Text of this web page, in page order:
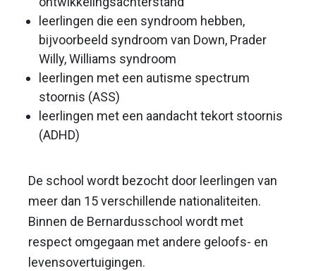
leerlingen die een syndroom hebben,
bijvoorbeeld syndroom van Down, Prader
Willy, Williams syndroom
leerlingen met een autisme spectrum
stoornis (ASS)
leerlingen met een aandacht tekort stoornis
(ADHD)
De school wordt bezocht door leerlingen van
meer dan 15 verschillende nationaliteiten.
Binnen de Bernardusschool wordt met
respect omgegaan met andere geloofs- en
levensovertuigingen.